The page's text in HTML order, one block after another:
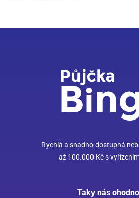
Rychlá a snadno dostupná
až 100.000 Kč s
Taky nás